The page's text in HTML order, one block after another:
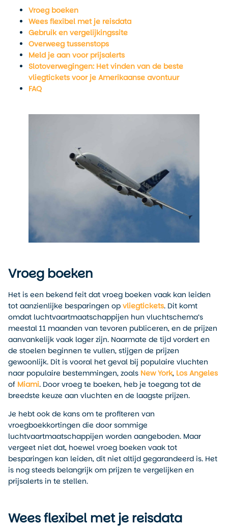
Vroeg boeken
Wees flexibel met je reisdata
Gebruik en vergelijkingssite
Overweeg tussenstops
Meld je aan voor prijsalerts
Slotoverwegingen: Het vinden van de beste
vliegtickets voor je Amerikaanse avontuur
FAQ
Vroeg boeken
Het is een bekend feit dat vroeg boeken vaak kan leiden
tot aanzienlijke besparingen op vliegtickets. Dit komt
omdat luchtvaartmaatschappijen hun vluchtschema’s
meestal 11 maanden van tevoren publiceren, en de prijzen
aanvankelijk vaak lager zijn. Naarmate de tijd vordert en
de stoelen beginnen te vullen, stijgen de prijzen
gewoonlijk. Dit is vooral het geval bij populaire vluchten
naar populaire bestemmingen, zoals New York, Los Angeles
of Miami. Door vroeg te boeken, heb je toegang tot de
breedste keuze aan vluchten en de laagste prijzen.
Je hebt ook de kans om te profiteren van
vroegboekkortingen die door sommige
luchtvaartmaatschappijen worden aangeboden. Maar
vergeet niet dat, hoewel vroeg boeken vaak tot
besparingen kan leiden, dit niet altijd gegarandeerd is. Het
is nog steeds belangrijk om prijzen te vergelijken en
prijsalerts in te stellen.
Wees flexibel met je reisdata